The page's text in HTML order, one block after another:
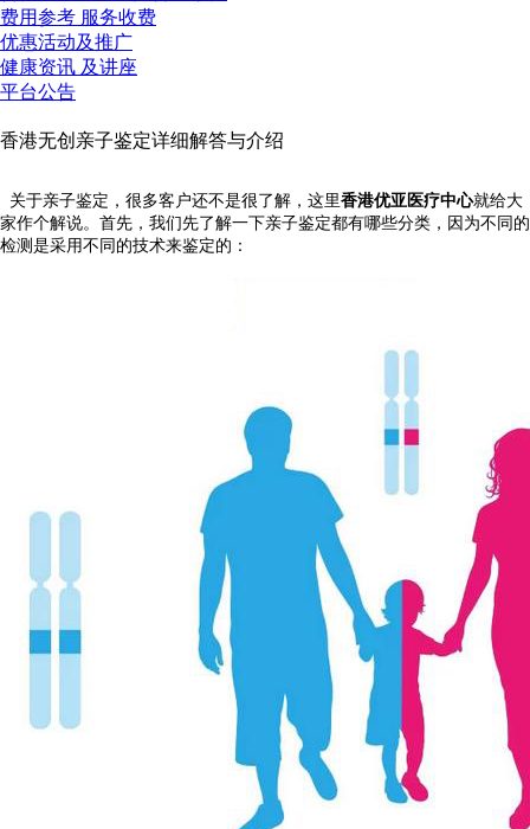
费用参考 服务收费
优惠活动及推广
健康资讯 及讲座
平台公告
香港无创亲子鉴定详细解答与介绍
关于亲子鉴定，很多客户还不是很了解，这里香港优亚医疗中心就给大
家作个解说。首先，我们先了解一下亲子鉴定都有哪些分类，因为不同的
检测是采用不同的技术来鉴定的：